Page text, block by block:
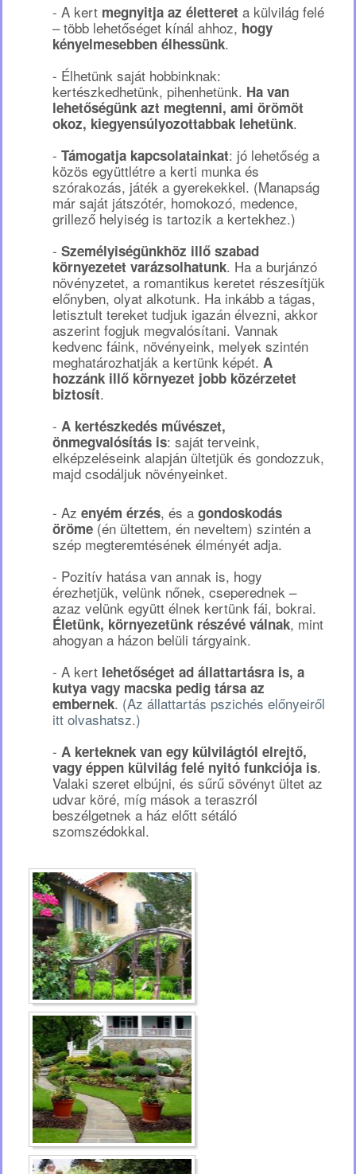
- A kert megnyitja az életteret a külvilág felé
– több lehetőséget kínál ahhoz, hogy
kényelmesebben élhessünk.
- Élhetünk saját hobbinknak:
kertészkedhetünk, pihenhetünk. Ha van
lehetőségünk azt megtenni, ami örömöt
okoz, kiegyensúlyozottabbak lehetünk.
- Támogatja kapcsolatainkat: jó lehetőség a
közös együttlétre a kerti munka és
szórakozás, játék a gyerekekkel. (Manapság
már saját játszótér, homokozó, medence,
grillező helyiség is tartozik a kertekhez.)
- Személyiségünkhöz illő szabad
környezetet varázsolhatunk. Ha a burjánzó
növényzetet, a romantikus keretet részesítjük
előnyben, olyat alkotunk. Ha inkább a tágas,
letisztult tereket tudjuk igazán élvezni, akkor
aszerint fogjuk megvalósítani. Vannak
kedvenc fáink, növényeink, melyek szintén
meghatározhatják a kertünk képét. A
hozzánk illő környezet jobb közérzetet
biztosít.
- A kertészkedés művészet,
önmegvalósítás is: saját terveink,
elképzeléseink alapján ültetjük és gondozzuk,
majd csodáljuk növényeinket.
- Az enyém érzés, és a gondoskodás
öröme (én ültettem, én neveltem) szintén a
szép megteremtésének élményét adja.
- Pozitív hatása van annak is, hogy
érezhetjük, velünk nőnek, cseperednek –
azaz velünk együtt élnek kertünk fái, bokrai.
Életünk, környezetünk részévé válnak, mint
ahogyan a házon belüli tárgyaink.
- A kert lehetőséget ad állattartásra is, a
kutya vagy macska pedig társa az
embernek. (Az állattartás pszichés előnyeiről
itt olvashatsz.)
- A kerteknek van egy külvilágtól elrejtő,
vagy éppen külvilág felé nyitó funkciója is.
Valaki szeret elbújni, és sűrű sövényt ültet az
udvar köré, míg mások a teraszról
beszélgetnek a ház előtt sétáló
szomszédokkal.